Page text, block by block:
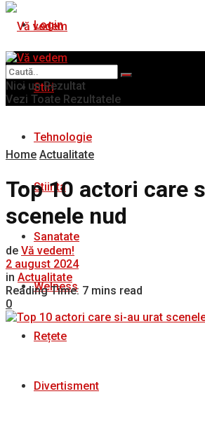
Login
Stiri
Tehnologie
Stiinta
Sanatate
Welness
Rețete
Divertisment
Nici un Rezultat
Vezi Toate Rezultatele
Home Actualitate
Top 10 actori care
scenele nud
de Vă vedem!
2 august 2024
in Actualitate
Reading Time: 7 mins read
0